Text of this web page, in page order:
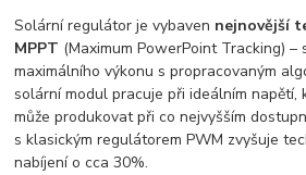
Solární regulátor je vybaven nejnovější
MPPT (Maximum PowerPoint Tracking) –
maximálního výkonu s propracovaným
solární modul pracuje při ideálním napětí,
může produkovat při co nejvyšším
s klasickým regulátorem PWM zvyšuje
nabíjení o cca 30%.